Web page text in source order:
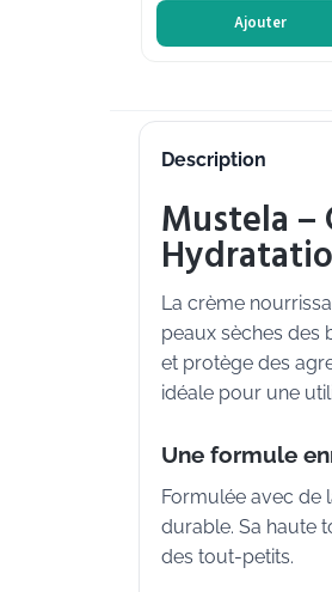
Ajouter
Description
Mustela –
La crème
peaux sèches des
et protège des
idéale pour une
Une formule
Formulée avec de
durable. Sa haute
des tout-petits.